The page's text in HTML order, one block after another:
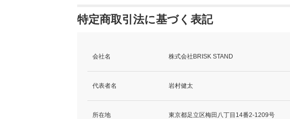
特定商取引法に基づく表記
会社名 株式会社BRISK STAND
代表者名 岩村健太
所在地 東京都足立区梅田八丁目14番2-1209号